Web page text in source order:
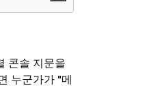
콘솔 지문을
누군가가 "메